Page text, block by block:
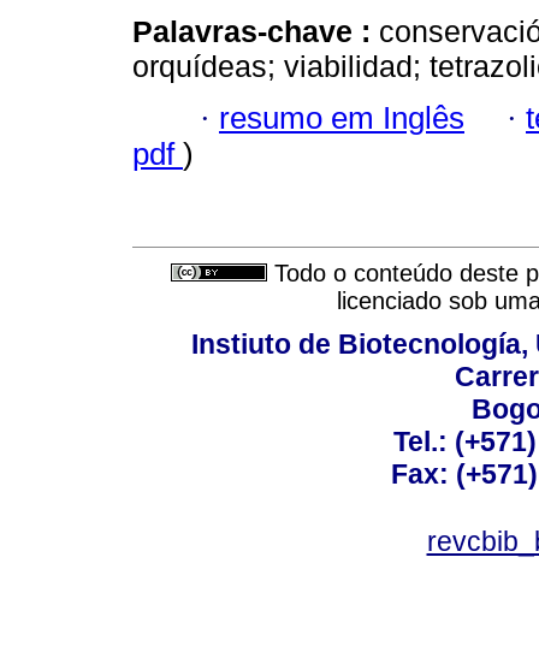
Palavras-chave :
orquídeas; viabilidad;
· resumo em Inglês ·
pdf )
Todo o conteúdo deste
licenciado sob
Instiuto de Biotecnología,
Tel.:
Fax: